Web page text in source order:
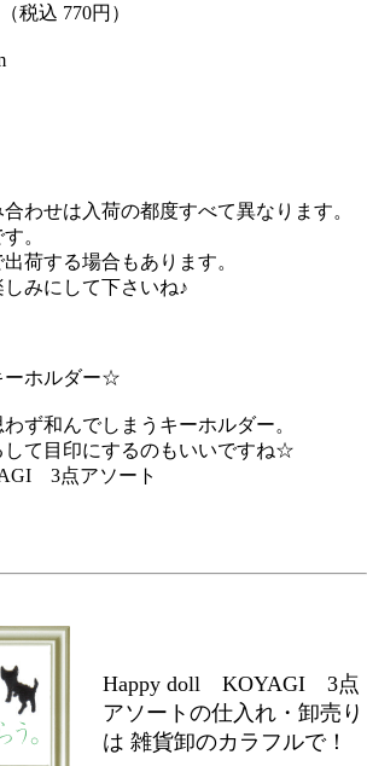
税込 770円）
わせは入荷の都度すべて異なります。
。
荷する場合もあります。
みにして下さいね♪
ーホルダー☆
ず和んでしまうキーホルダー。
して目印にするのもいいですね☆
3点アソート
Happy doll KOYAGI 3点
アソートの仕入れ・卸売り
は 雑貨卸のカラフルで！